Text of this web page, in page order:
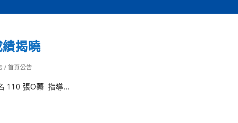
揭曉
/首頁公告
110 張O蓁 指導...